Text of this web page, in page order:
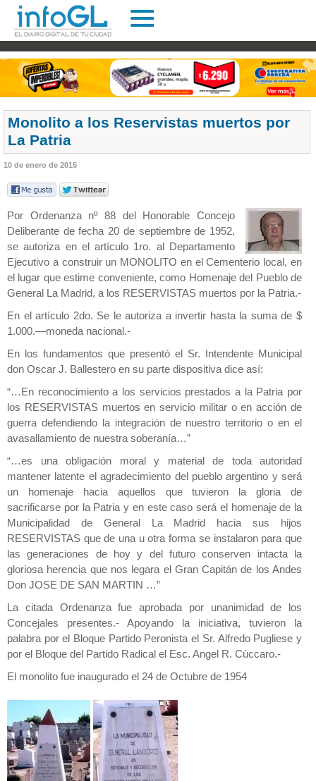
Monolito a los Reservistas muertos por
La Patria
10 de enero de 2015
Por Ordenanza nº 88 del Honorable Concejo
Deliberante de fecha 20 de septiembre de 1952,
se autoriza en el artículo 1ro. al Departamento
Ejecutivo a construir un MONOLITO en el Cementerio local, en
el lugar que estime conveniente, como Homenaje del Pueblo de
General La Madrid, a los RESERVISTAS muertos por la Patria.-
En el artículo 2do. Se le autoriza a invertir hasta la suma de $
1.000.—moneda nacional.-
En los fundamentos que presentó el Sr. Intendente Municipal
don Oscar J. Ballestero en su parte dispositiva dice así:
“…En reconocimiento a los servicios prestados a la Patria por
los RESERVISTAS muertos en servicio militar o en acción de
guerra defendiendo la integración de nuestro territorio o en el
avasallamiento de nuestra soberanía…”
“…es una obligación moral y material de toda autoridad
mantener latente el agradecimiento del pueblo argentino y será
un homenaje hacia aquellos que tuvieron la gloria de
sacrificarse por la Patria y en este caso será el homenaje de la
Municipalidad de General La Madrid hacia sus hijos
RESERVISTAS que de una u otra forma se instalaron para que
las generaciones de hoy y del futuro conserven intacta la
gloriosa herencia que nos legara el Gran Capitán de los Andes
Don JOSE DE SAN MARTIN …”
La citada Ordenanza fue aprobada por unanimidad de los
Concejales presentes.- Apoyando la iniciativa, tuvieron la
palabra por el Bloque Partido Peronista el Sr. Alfredo Pugliese y
por el Bloque del Partido Radical el Esc. Angel R. Cùccaro.-
El monolito fue inaugurado el 24 de Octubre de 1954